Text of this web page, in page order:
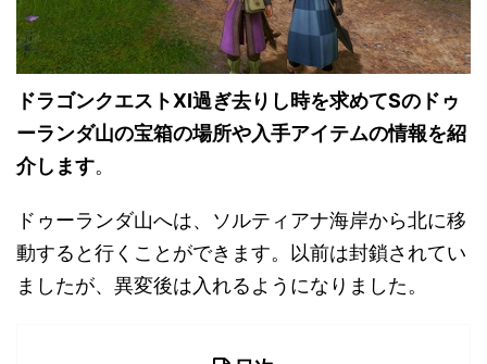
ドラゴンクエストXI過ぎ去りし時を求めてSのドゥ
ーランダ山の宝箱の場所や入手アイテムの情報を紹
介します。
ドゥーランダ山へは、ソルティアナ海岸から北に移
動すると行くことができます。以前は封鎖されてい
ましたが、異変後は入れるようになりました。